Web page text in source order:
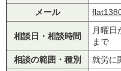
メール
相談日・相談時間
月曜
まで
相談の範囲・種別
就労に